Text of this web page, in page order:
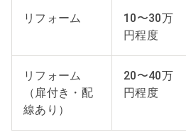
リフォーム
10〜30万
円程度
リフォーム
（扉付き・配
線あり）
20〜40万
円程度